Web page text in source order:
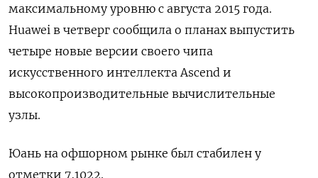
максимальному уровню с августа 2015 года.
Huawei в четверг сообщила о планах выпустить
четыре новые версии своего чипа
искусственного интеллекта Ascend и
высокопроизводительные вычислительные
узлы.
Юань на офшорном рынке был стабилен у
отметки 7,1022.